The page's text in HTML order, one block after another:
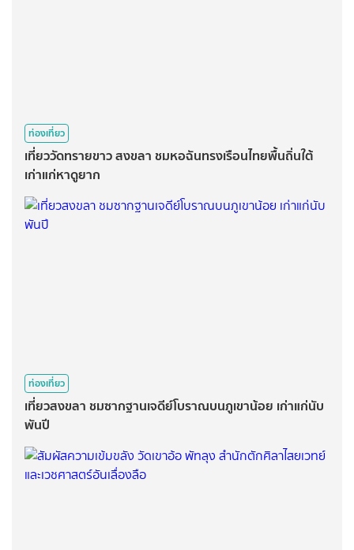
ท่องเที่ยว
เที่ยววัดทรายขาว สงขลา ชมหอฉันทรงเรือนไทยพื้นถิ่นใต้
เก่าแก่หาดูยาก
ท่องเที่ยว
เที่ยวสงขลา ชมซากฐานเจดีย์โบราณบนภูเขาน้อย เก่าแก่นับ
พันปี